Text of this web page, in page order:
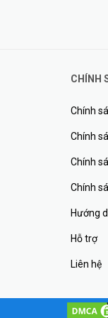
CHÍNH
Chính
Chính
Chính
Chính
Hướng
Hỗ trợ
Liên hệ